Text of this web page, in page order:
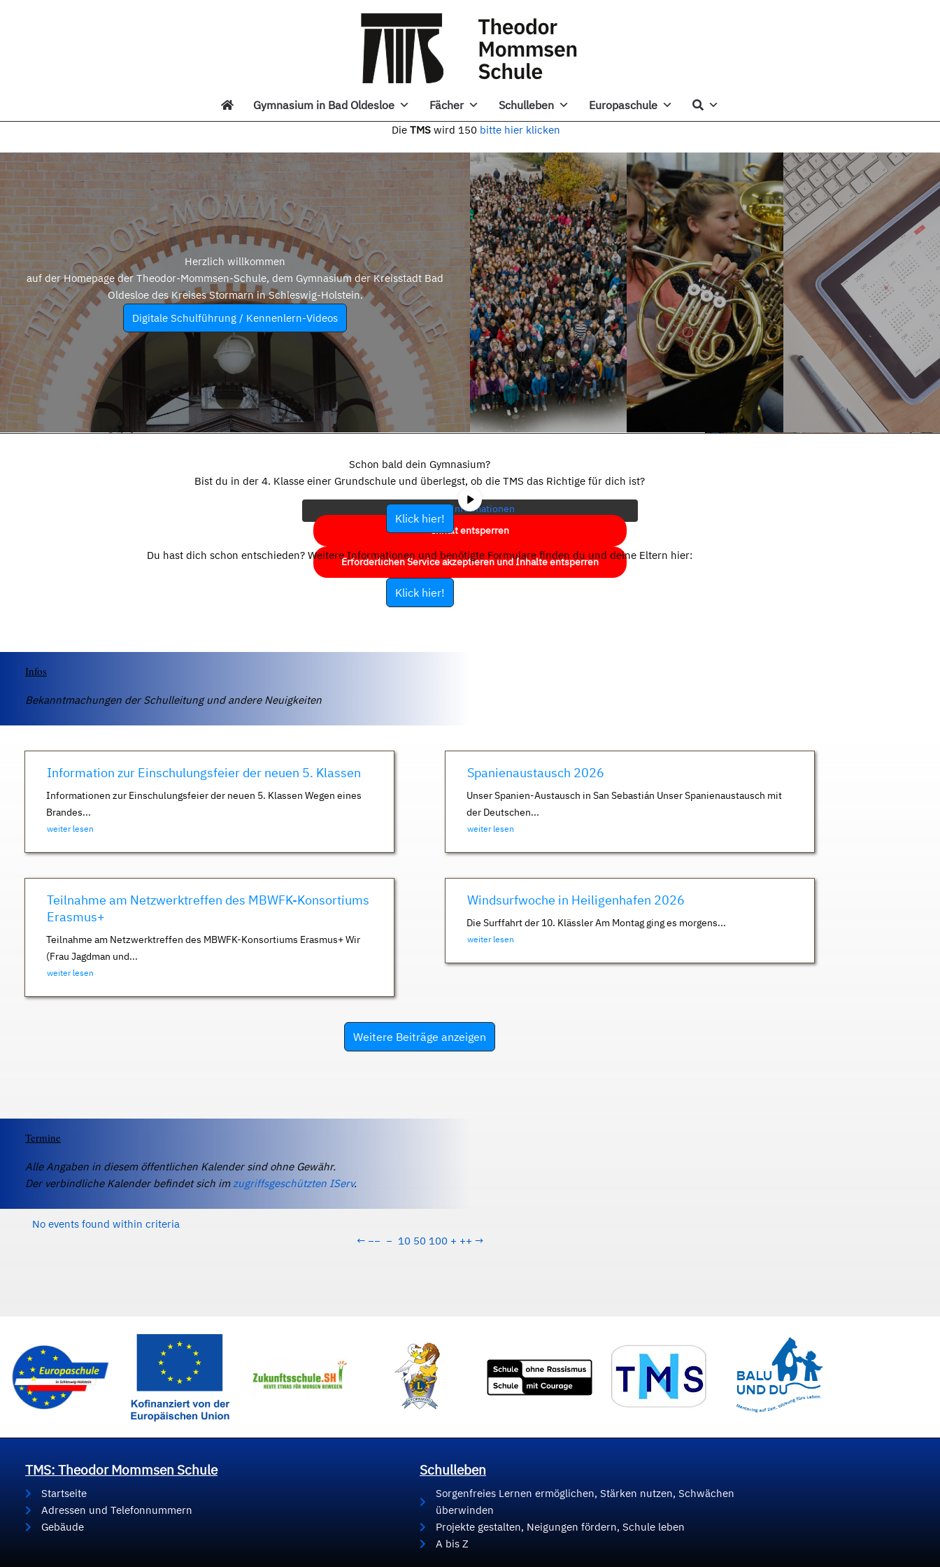
Gymnasium in Bad Oldesloe Fächer Schulleben Europaschule
Die TMS wird 150 bitte hier klicken
Herzlich willkommen
auf der Homepage der Theodor-Mommsen-Schule, dem Gymnasium der Kreisstadt Bad
Oldesloe des Kreises Stormarn in Schleswig-Holstein.
Digitale Schulführung / Kennenlern-Videos
eigentlichen Inhalt zuzugreifen, klicken Sie auf die Schaltfläche unten.
Bitte beachten Sie, dass dabei Daten an Drittanbieter weitergegeben
werden.
Mehr Informationen
Inhalt entsperren
Erforderlichen Service akzeptieren und Inhalte entsperren
Schon bald dein Gymnasium?
Bist du in der 4. Klasse einer Grundschule und überlegst, ob die TMS das Richtige für dich ist?
Klick hier!
Du hast dich schon entschieden? Weitere Informationen und benötigte Formulare finden du und deine Eltern hier:
Klick hier!
Infos
Bekanntmachungen der Schulleitung und andere Neuigkeiten
Information zur Einschulungsfeier der neuen 5. Klassen
Informationen zur Einschulungsfeier der neuen 5. Klassen Wegen eines
Brandes...
weiter lesen
Spanienaustausch 2026
Unser Spanien-Austausch in San Sebastián Unser Spanienaustausch mit
der Deutschen...
weiter lesen
Teilnahme am Netzwerktreffen des MBWFK-Konsortiums
Erasmus+
Teilnahme am Netzwerktreffen des MBWFK-Konsortiums Erasmus+ Wir
(Frau Jagdman und...
weiter lesen
Windsurfwoche in Heiligenhafen 2026
Die Surffahrt der 10. Klässler Am Montag ging es morgens...
weiter lesen
Weitere Beiträge anzeigen
Termine
Alle Angaben in diesem öffentlichen Kalender sind ohne Gewähr.
Der verbindliche Kalender befindet sich imzugriffsgeschützten IServ.
No events found within criteria
← −− − 10 50 100 + ++ →
TMS: Theodor Mommsen Schule
Startseite
Adressen und Telefonnummern
Gebäude
Schulleben
Sorgenfreies Lernen ermöglichen, Stärken nutzen, Schwächen
überwinden
Projekte gestalten, Neigungen fördern, Schule leben
A bis Z